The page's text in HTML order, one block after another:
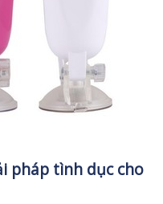
pháp tình dục cho